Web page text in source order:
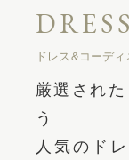
DRESS
ドレス&コーディ
厳選され
う
人気のド